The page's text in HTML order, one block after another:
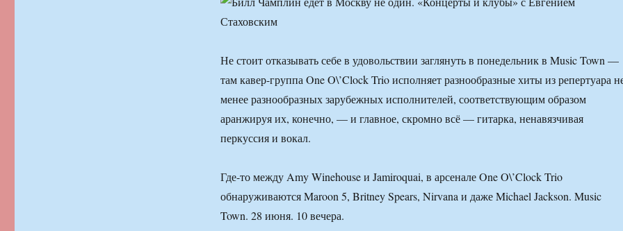
Не стоит отказывать себе в удовольствии заглянуть в понедельник в Music Town —
там кавер-группа One O\’Clock Trio исполняет разнообразные хиты из репертуара
менее разнообразных зарубежных исполнителей, соответствующим образом
аранжируя их, конечно, — и главное, скромно всё — гитарка, ненавязчивая
перкуссия и вокал.
Где-то между Amy Winehouse и Jamiroquai, в арсенале One O\’Clock Trio
обнаруживаются Maroon 5, Britney Spears, Nirvana и даже Michael Jackson. Music
Town. 28 июня. 10 вечера.